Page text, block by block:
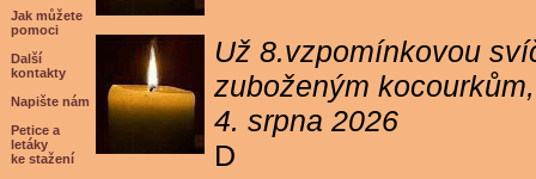
Jak můžete
pomoci
Další
kontakty
Napište nám
Petice a
letáky
ke stažení
Už 8.vzpomínkovou
zuboženým
4. srpna 2026
D